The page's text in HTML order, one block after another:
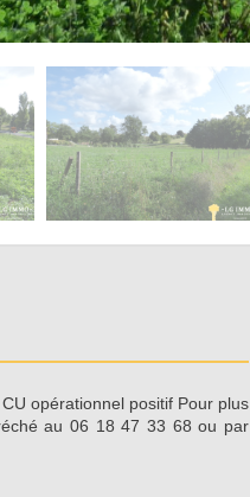
opérationnel positif Pour plus
au 06 18 47 33 68 ou par